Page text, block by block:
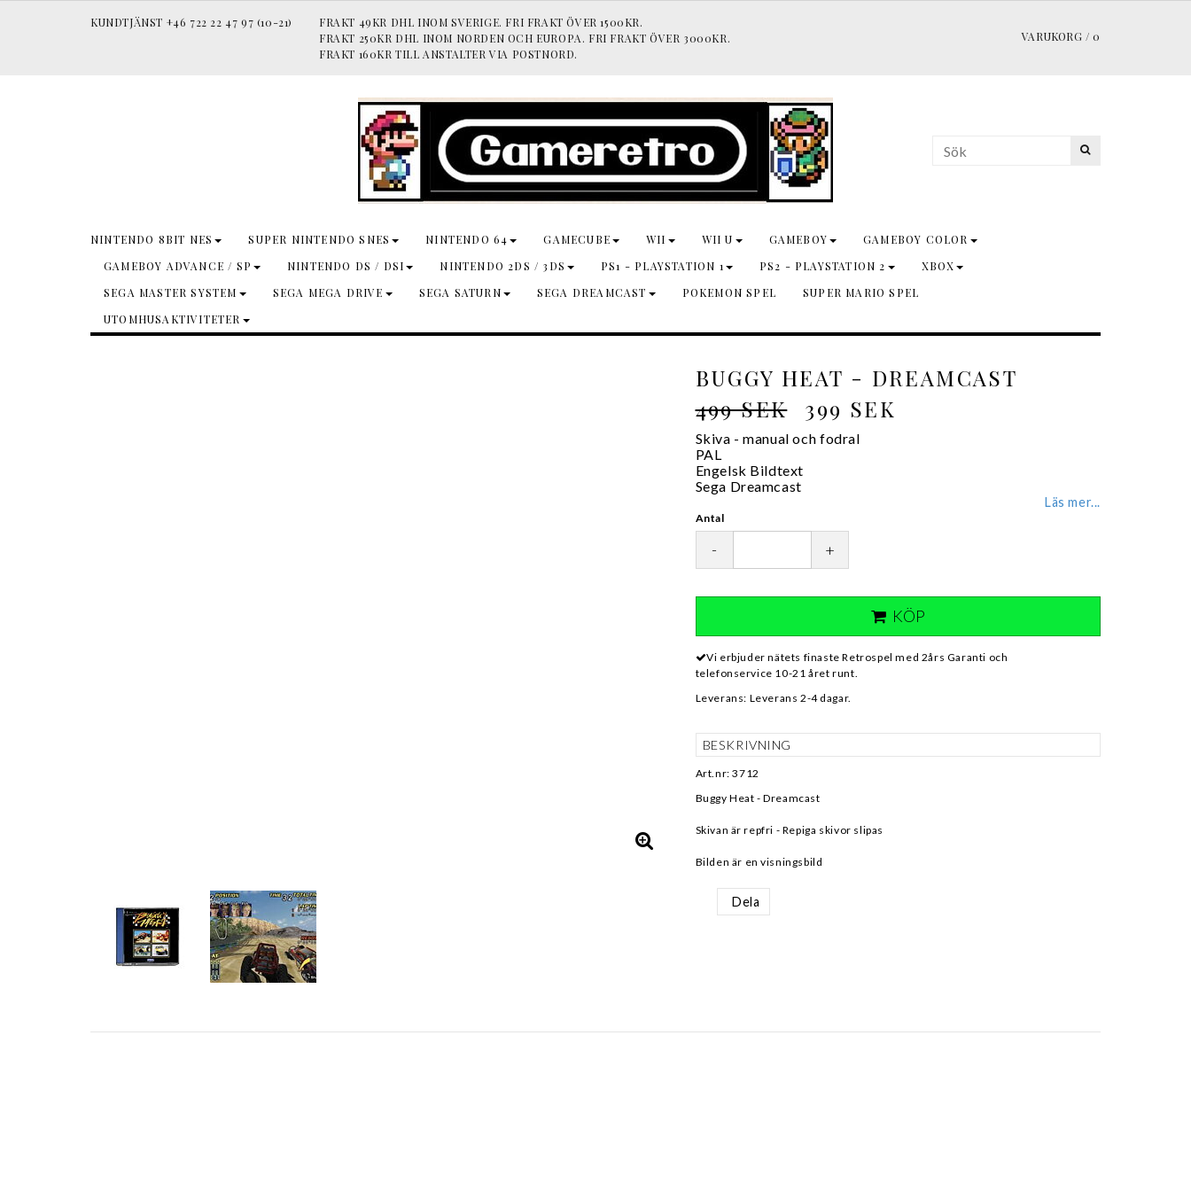
KUNDTJÄNST +46 722 22 47 97 (10-21)
FRAKT 49KR DHL INOM SVERIGE. FRI FRAKT ÖVER 1500KR.
FRAKT 250KR DHL INOM NORDEN OCH EUROPA. FRI FRAKT ÖVER 3000KR.
FRAKT 160KR TILL ANSTALTER VIA POSTNORD.
VARUKORG / 0
NINTENDO 8BIT NES SUPER NINTENDO SNES NINTENDO 64 GAMECUBE WII WII U GAMEBOY
GAMEBOY COLOR
GAMEBOY ADVANCE / SP
NINTENDO DS / DSI NINTENDO 2DS / 3DS PS1 - PLAYSTATION 1 PS2 - PLAYSTATION 2
XBOX
SEGA MASTER SYSTEM
SEGA MEGA DRIVE SEGA SATURN SEGA DREAMCAST POKEMON SPEL
SUPER MARIO SPEL
UTOMHUSAKTIVITETER
BUGGY HEAT - DREAMCAST
499 SEK
399 SEK
Skiva - manual och fodral
PAL
Engelsk Bildtext
Sega Dreamcast
Läs mer...
Antal
- +
KÖP
Vi erbjuder nätets finaste Retrospel med 2års Garanti och
telefonservice 10-21 året runt.
Leverans: Leverans 2-4 dagar.
BESKRIVNING
Art.nr: 3712
Buggy Heat - Dreamcast
Skivan är repfri - Repiga skivor slipas
Bilden är en visningsbild
Dela